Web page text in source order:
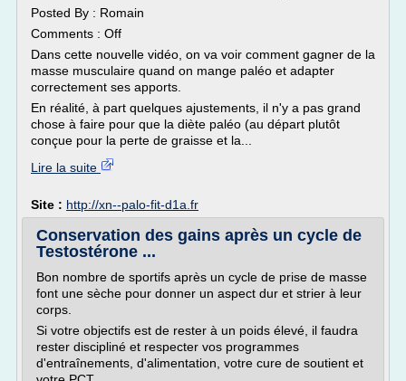
Posted By : Romain
Comments : Off
Dans cette nouvelle vidéo, on va voir comment gagner de la
masse musculaire quand on mange paléo et adapter
correctement ses apports.
En réalité, à part quelques ajustements, il n'y a pas grand
chose à faire pour que la diète paléo (au départ plutôt
conçue pour la perte de graisse et la...
Lire la suite
Site : http://xn--palo-fit-d1a.fr
Conservation des gains après un cycle de
Testostérone ...
Bon nombre de sportifs après un cycle de prise de masse
font une sèche pour donner un aspect dur et strier à leur
corps.
Si votre objectifs est de rester à un poids élevé, il faudra
rester discipliné et respecter vos programmes
d'entraînements, d'alimentation, votre cure de soutient et